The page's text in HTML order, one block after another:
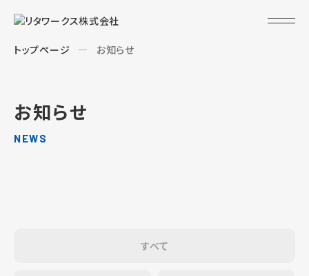
トップページ お知らせ
お知らせ
NEWS
すべて